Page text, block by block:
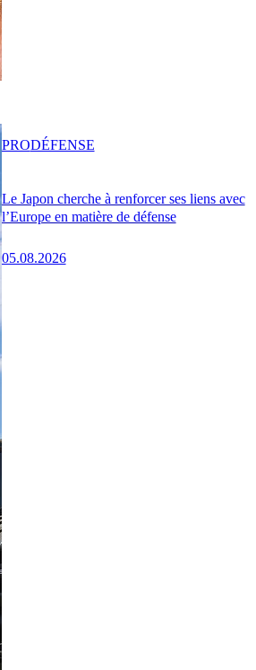
Le Japon cherche à renforcer ses liens avec
l’Europe en matière de défense
05.08.2026
PRODÉFENSE